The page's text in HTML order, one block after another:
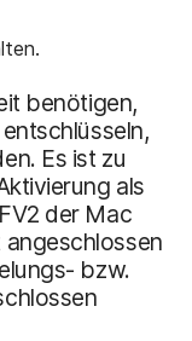
benötigen,
Es ist zu
als
der Mac
bzw.